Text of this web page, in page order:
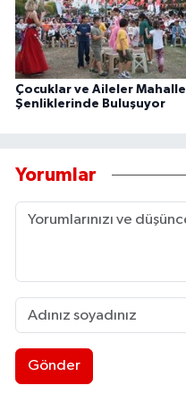
Çocuklar ve Aileler Mahalle
Şenliklerinde Buluşuyor
Yorumlar
Gönder